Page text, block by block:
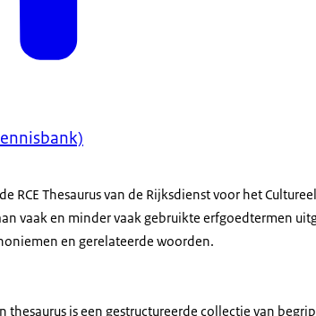
RCE Thesaurus van de Rijksdienst voor het
vaak en minder vaak gebruikte erfgoedtermen
en gerelateerde woorden.
thesaurus is een gestructureerde collectie van